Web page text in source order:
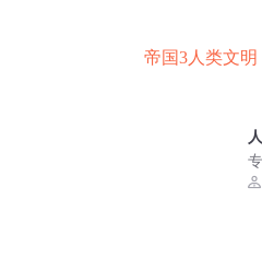
帝国3人类文明